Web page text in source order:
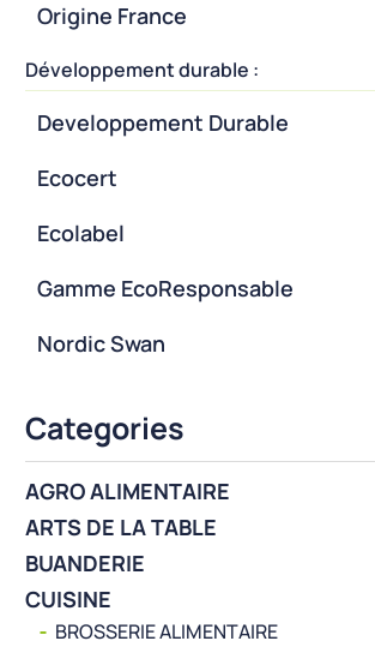
Origine France
Développement durable :
Developpement Durable
Ecocert
Ecolabel
Gamme EcoResponsable
Nordic Swan
Categories
AGRO ALIMENTAIRE
ARTS DE LA TABLE
BUANDERIE
CUISINE
BROSSERIE ALIMENTAIRE